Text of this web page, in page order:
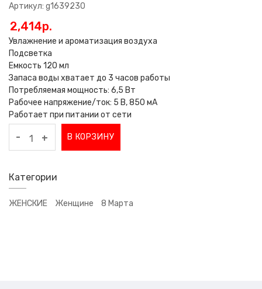
Артикул: g1639230
2,414p.
Увлажнение и ароматизация воздуха
Подсветка
Емкость 120 мл
Запаса воды хватает до 3 часов работы
Потребляемая мощность: 6,5 Вт
Рабочее напряжение/ток: 5 В, 850 мА
Работает при питании от сети
- + В КОРЗИНУ
Категории
ЖЕНСКИЕ Женщине 8 Марта